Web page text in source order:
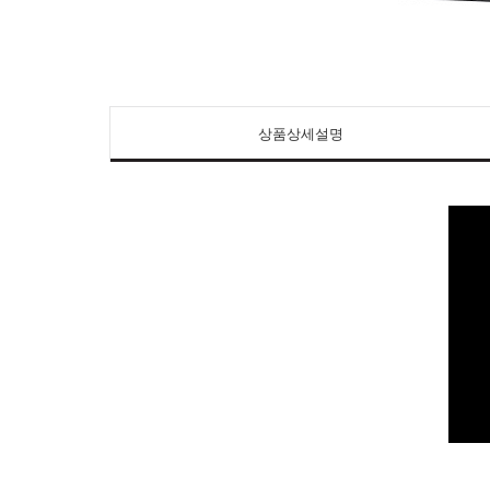
상품상세설명